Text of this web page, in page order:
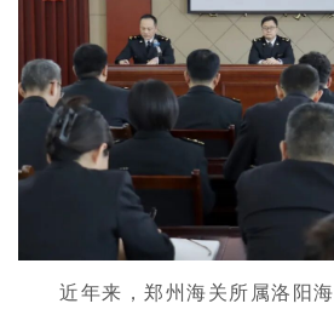
近年来，郑州海关所属洛阳海